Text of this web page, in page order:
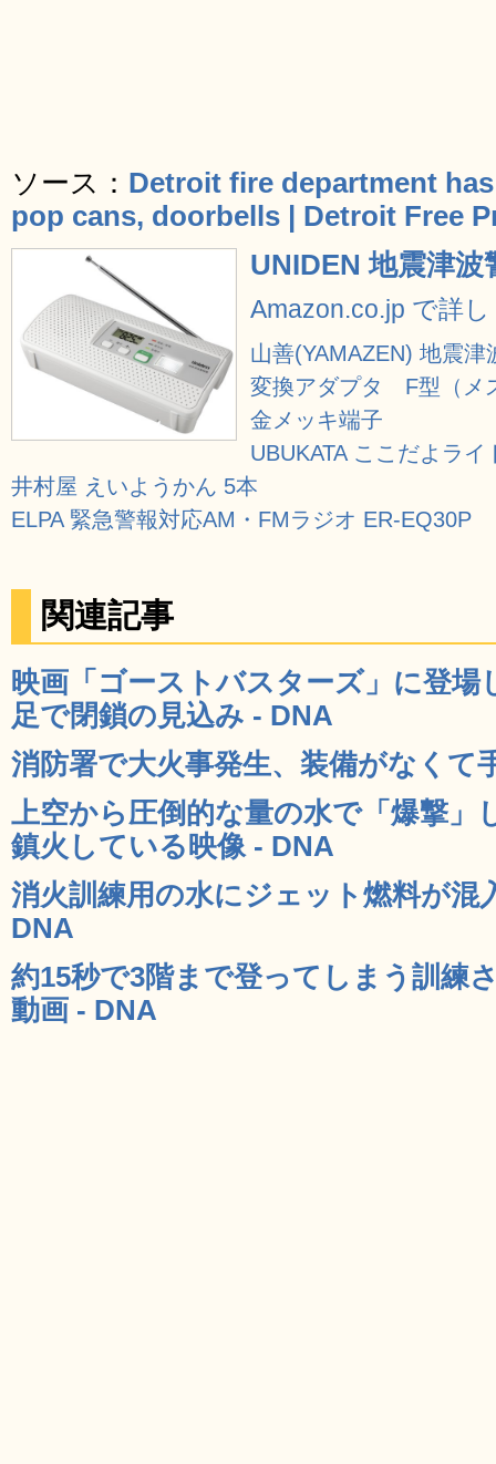
ソース： Detroit fire department
pop cans, doorbells | Detroit Free
UNIDEN 地震津波
Amazon.co.jp で詳
山善(YAMAZEN) 地震
変換アダプタ F型（
金メッキ端子
UBUKATA ここだよラ
井村屋 えいようかん 5本
ELPA 緊急警報対応AM・FMラジオ ER-EQ30P
関連記事
映画「ゴーストバスターズ」に登場
足で閉鎖の見込み - DNA
消防署で大火事発生、装備がなくて
上空から圧倒的な量の水で「爆撃
鎮火している映像 - DNA
消火訓練用の水にジェット燃料が混
DNA
約15秒で3階まで登ってしまう訓練
動画 - DNA